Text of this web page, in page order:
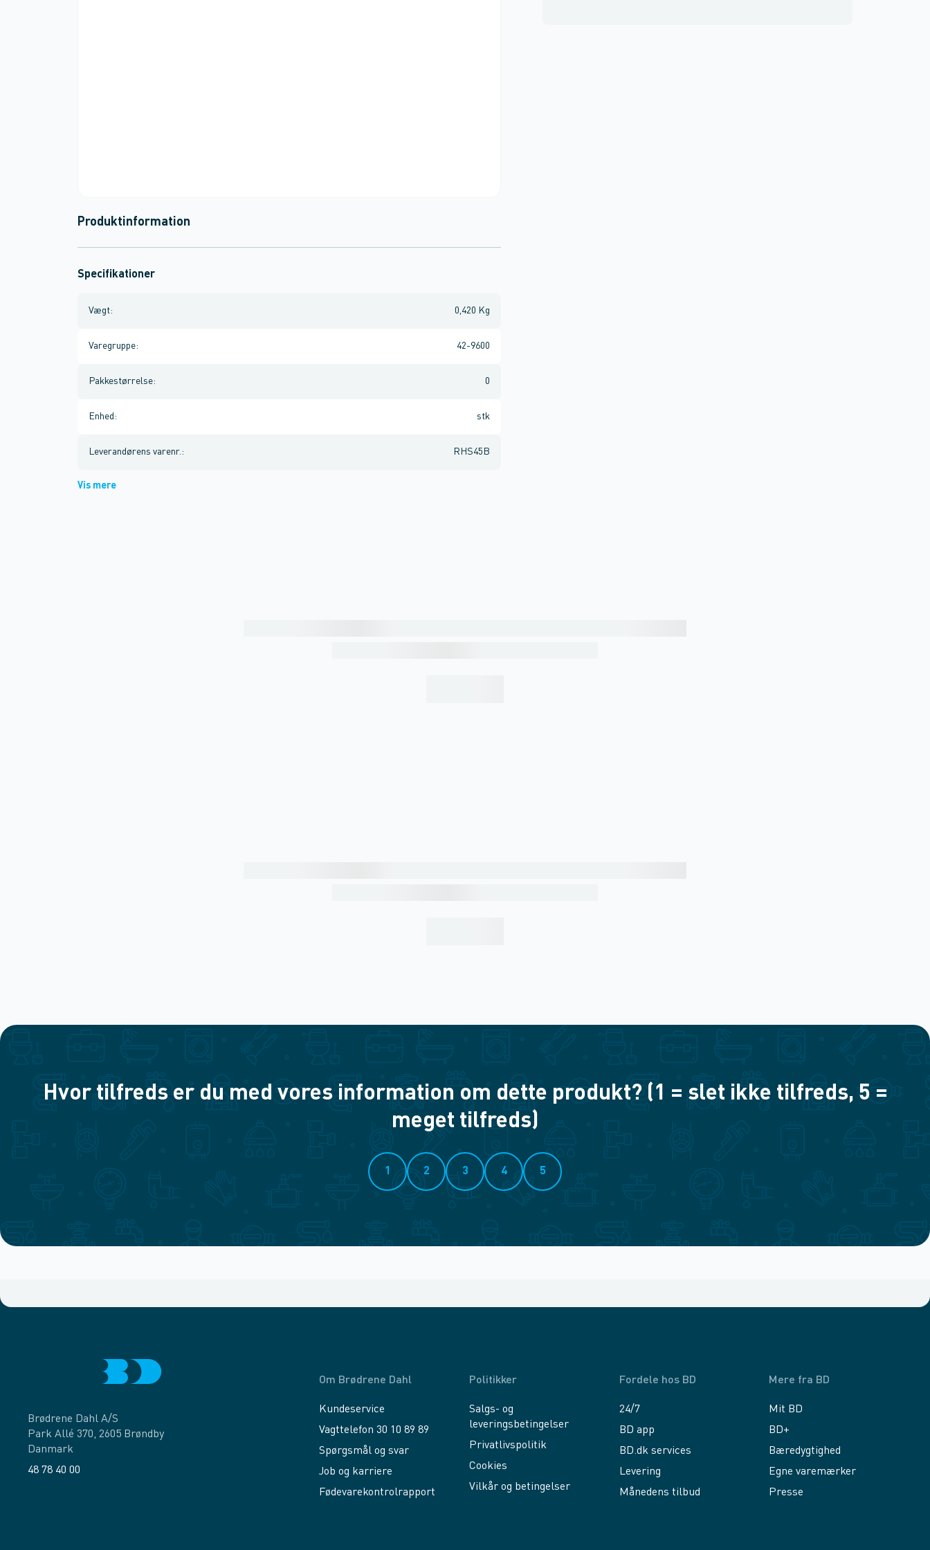
Produktinformation
Specifikationer
Vægt: 0,420 Kg
Varegruppe: 42-9600
Pakkestørrelse: 0
Enhed : stk
Leverandørens varenr. : RHS45B
Vis mere
Hvor tilfreds er du med vores information om dette produkt? (1 = slet ikke tilfreds, 5 =
meget tilfreds)
1 2 3 4 5
Brødrene Dahl A/S
Park Allé 370, 2605 Brøndby
Danmark
48 78 40 00
Om Brødrene Dahl
Kundeservice
Vagttelefon 30 10 89 89
Spørgsmål og svar
Job og karriere
Fødevarekontrolrapport
Politikker
Salgs- og
leveringsbetingelser
Privatlivspolitik
Cookies
Vilkår og betingelser
Fordele hos BD
24/7
BD app
BD.dk services
Levering
Månedens tilbud
Mere fra BD
Mit BD
BD+
Bæredygtighed
Egne varemærker
Presse